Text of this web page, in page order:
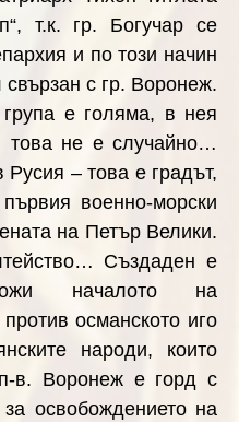
т.к. гр. Богучар се
и по този начин
свързан с гр. Воронеж.
е голяма, в нея
това не е случайно…
– това е градът,
военно-морски
на Петър Велики.
Създаден е
началото на
османското иго
народи, които
в. Воронеж е горд с
освобождението на